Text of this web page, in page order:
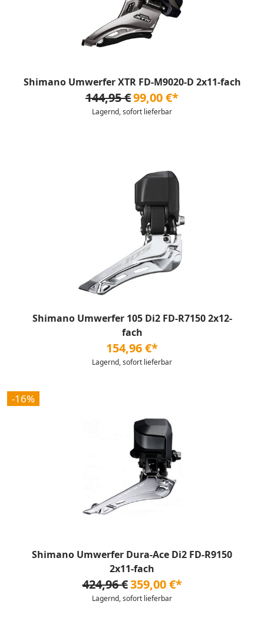
Shimano Umwerfer XTR FD-M9020-D 2x11-fach
144,95 €99,00 €*
Lagernd, sofort lieferbar
Shimano Umwerfer 105 Di2 FD-R7150 2x12-
fach
154,96 €*
Lagernd, sofort lieferbar
-16%
Shimano Umwerfer Dura-Ace Di2 FD-R9150
2x11-fach
424,96 €359,00 €*
Lagernd, sofort lieferbar